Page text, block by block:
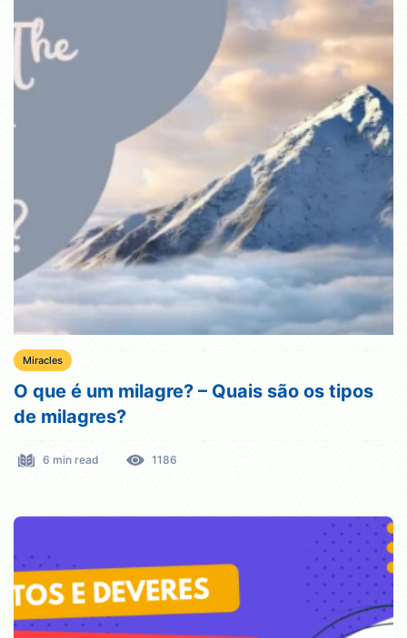
Miracles
O que é um milagre? – Quais são os tipos
de milagres?
6 min read 1186